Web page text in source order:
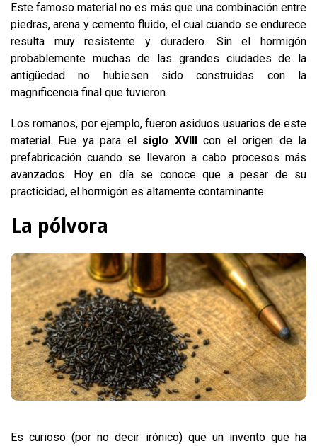
Este famoso material no es más que una combinación entre
piedras, arena y cemento fluido, el cual cuando se endurece
resulta muy resistente y duradero. Sin el hormigón
probablemente muchas de las grandes ciudades de la
antigüedad no hubiesen sido construidas con la
magnificencia final que tuvieron.
Los romanos, por ejemplo, fueron asiduos usuarios de este
material. Fue ya para elsiglo XVIIIcon el origen de la
prefabricación cuando se llevaron a cabo procesos más
avanzados. Hoy en día se conoce que a pesar de su
practicidad, el hormigón es altamente contaminante.
La pólvora
Es curioso (por no decir irónico) que un invento que ha